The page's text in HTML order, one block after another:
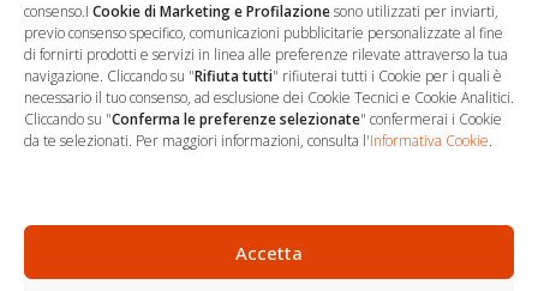
consenso.I Cookie di Marketing e Profilazionesono utilizzati per inviarti,
previo consenso specifico, comunicazioni pubblicitarie personalizzate al fine
di fornirti prodotti e servizi in linea alle preferenze rilevate attraverso la tua
navigazione. Cliccando su "Rifiuta tutti" rifiuterai tutti i Cookie per i quali è
necessario il tuo consenso, ad esclusione dei Cookie Tecnici e Cookie Analitici.
Cliccando su "Conferma le preferenze selezionate" confermerai i Cookie
da te selezionati. Per maggiori informazioni, consulta l'Informativa Cookie.
Accetta
… Sede Operativa
06 9522 7890
info@studioargari.it